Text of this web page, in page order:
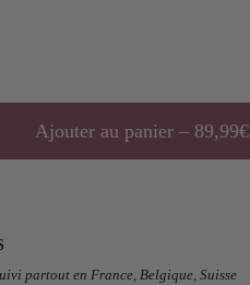
Ajouter au panier – 89,99€
partout en France, Belgique, Suisse